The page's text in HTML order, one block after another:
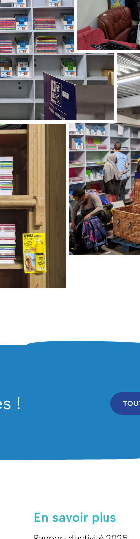
!
En savoir plus